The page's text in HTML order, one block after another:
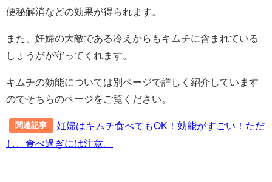
便秘解消などの効果が得られます。
また、妊婦の大敵である冷えからもキムチに含まれている
しょうがが守ってくれます。
キムチの効能については別ページで詳しく紹介しています
のでそちらのページをご覧ください。
関連記事
妊婦はキムチ食べてもOK！効能がすごい！ただ
し、食べ過ぎには注意。